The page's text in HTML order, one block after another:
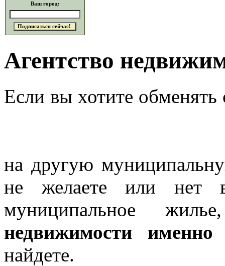
Ваш город:
Агентство
Если вы хотите
на другую
не желаете или нет
муниципальное
недвижимости
найдете.